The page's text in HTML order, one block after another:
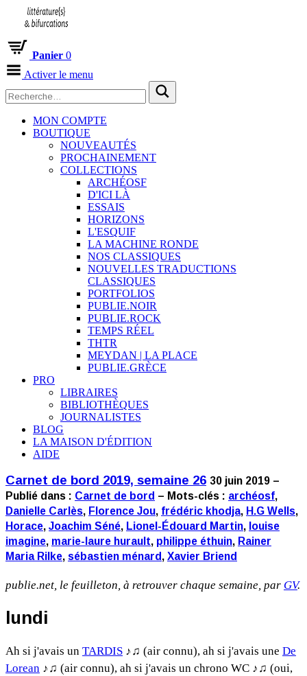
Panier 0
Activer le menu
MON COMPTE
BOUTIQUE
NOUVEAUTÉS
PROCHAINEMENT
COLLECTIONS
ARCHÉOSF
D'ICI LÀ
ESSAIS
HORIZONS
L'ESQUIF
LA MACHINE RONDE
NOS CLASSIQUES
NOUVELLES TRADUCTIONS
CLASSIQUES
PORTFOLIOS
PUBLIE.NOIR
PUBLIE.ROCK
TEMPS RÉEL
THTR
MEYDAN | LA PLACE
PUBLIE.GRÈCE
PRO
LIBRAIRES
BIBLIOTHÈQUES
JOURNALISTES
BLOG
LA MAISON D'ÉDITION
AIDE
Carnet de bord 2019, semaine 26 30 juin 2019 –
Publié dans : Carnet de bord – Mots-clés : archéosf,
Danielle Carlès, Florence Jou, frédéric khodja, H.G Wells,
Horace, Joachim Séné, Lionel-Édouard Martin, louise
imagine, marie-laure hurault, philippe éthuin, Rainer
Maria Rilke, sébastien ménard , Xavier Briend
publie.net, le feuilleton, à retrouver chaque semaine, par GV.
lundi
Ah si j'avais un TARDIS ♪♫ (air connu), ah si j'avais une De
Lorean ♪♫ (air connu), ah si j'avais un chrono WC ♪♫ (oui,